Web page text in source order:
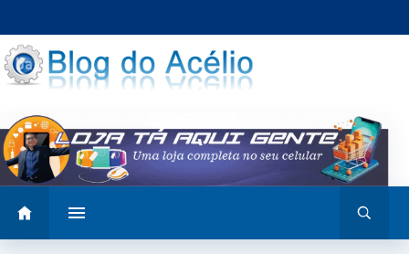
para
o
conteúdo
menu
busca